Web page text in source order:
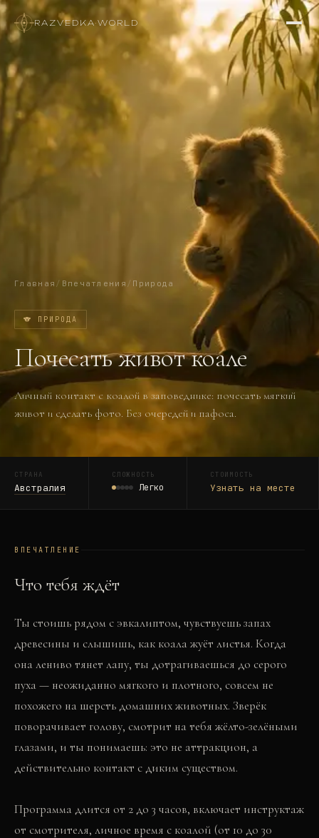
RAZVEDKA·WORLD
Главная / Впечатления / Природа
🐨 ПРИРОДА
Почесать живот коале
Личный контакт с коалой в заповеднике: почесать мягкий
живот и сделать фото. Без очередей и пафоса.
СТРАНА
Австралия
СЛОЖНОСТЬ
Легко
СТОИМОСТЬ
Узнать на месте
ВПЕЧАТЛЕНИЕ
Что тебя ждёт
Ты стоишь рядом с эвкалиптом, чувствуешь запах
древесины и слышишь, как коала жуёт листья. Когда
она лениво тянет лапу, ты дотрагиваешься до серого
пуха — неожиданно мягкого и плотного, совсем не
похожего на шерсть домашних животных. Зверёк
поворачивает голову, смотрит на тебя жёлто-зелёными
глазами, и ты понимаешь: это не аттракцион, а
действительно контакт с диким существом.
Программа длится от 2 до 3 часов, включает инструктаж
от смотрителя, личное время с коалой (от 10 до 30